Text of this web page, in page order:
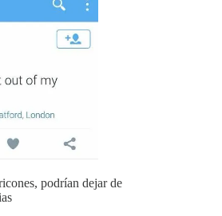
podrían dejar de